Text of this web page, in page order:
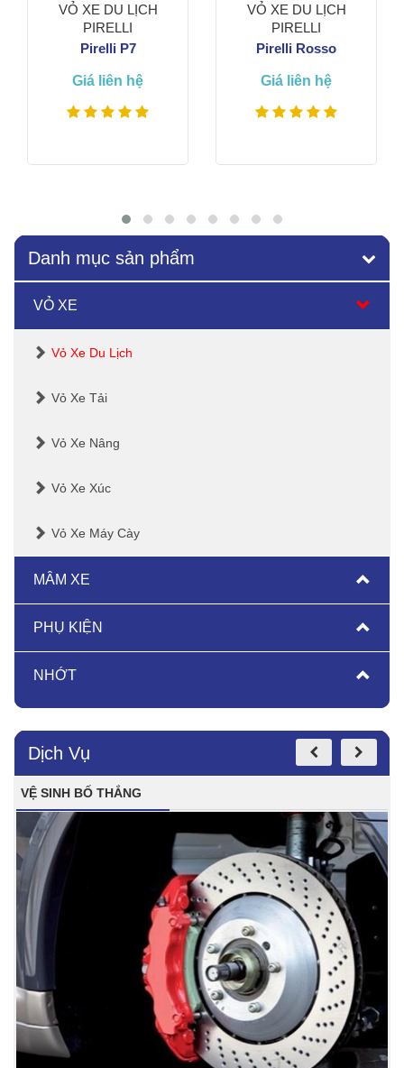
VỎ XE DU LỊCH
PIRELLI
Pirelli P7
Giá liên hệ
VỎ XE DU LỊCH
PIRELLI
Pirelli Rosso
Giá liên hệ
Danh mục sản phẩm
VỎ XE
Vỏ Xe Du Lịch
Vỏ Xe Tải
Vỏ Xe Nâng
Vỏ Xe Xúc
Vỏ Xe Máy Cày
MÂM XE
PHỤ KIỆN
NHỚT
Dịch Vụ
VỆ SINH BỐ THẮNG